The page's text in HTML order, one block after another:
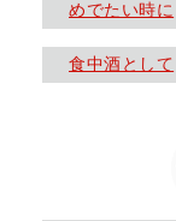
めでたい時に
食中酒として